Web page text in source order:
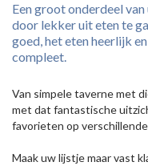
Een groot onderdeel
door lekker uit eten te
goed, het eten heerlijk
compleet.
Van simpele taverne met
met dat fantastische
favorieten op
Maak uw lijstje maar vast